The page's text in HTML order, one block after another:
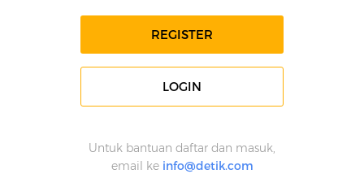
REGISTER
LOGIN
Untuk bantuan daftar dan masuk,
email ke info@detik.com